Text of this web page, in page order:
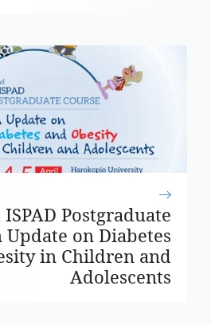
Postgraduate
Update on Diabetes
in Children and
Adolescents